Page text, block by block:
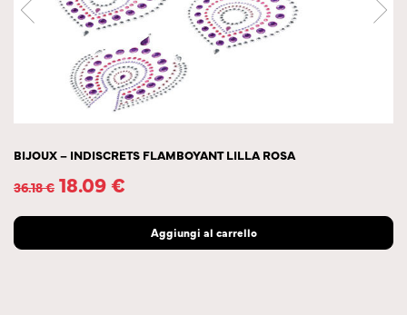
BIJOUX – INDISCRETS FLAMBOYANT LILLA ROSA
36.18€ 18.09€
Aggiungi al carrello